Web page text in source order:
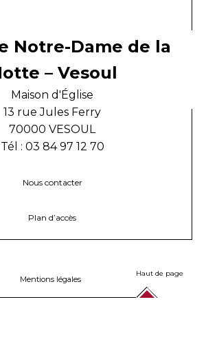
Notre-Dame de la
– Vesoul
Maison d'Église
13 rue Jules Ferry
70000 VESOUL
Tél : 03 84 97 12 70
Nous contacter
Plan d’accès
Mentions légales
Haut de page